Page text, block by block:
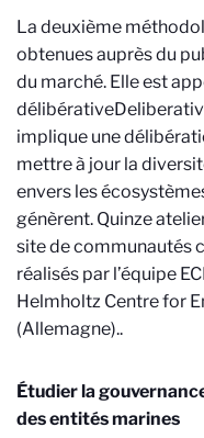
La deuxième
obtenues auprès du
du marché. Elle est
délibérative
implique une
mettre à jour la
envers les
génèrent. Quinze
site de communautés
réalisés par l’équipe
Helmholtz Centre for
(Allemagne)..
Étudier la
des entités marines